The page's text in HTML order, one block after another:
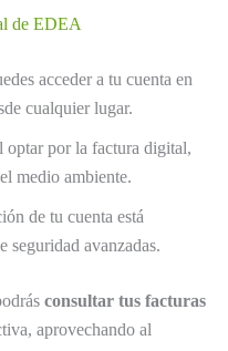
de EDEA
acceder a tu cuenta en
cualquier lugar.
optar por la factura digital,
medio ambiente.
de tu cuenta está
seguridad avanzadas.
consultar tus facturas
aprovechando al